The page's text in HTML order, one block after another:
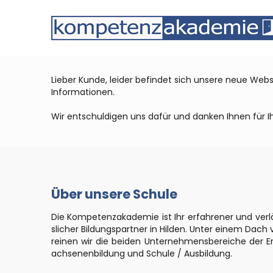
Lieber Kunde, leider befindet sich unsere neue
Informationen.
Wir entschuldigen uns dafür und danken Ihnen für
Über unsere Schule
Die Kompetenzakademie ist Ihr erfahrener und
slicher Bildungspartner in Hilden. Unter einem Dach
reinen wir die beiden Unternehmensbereiche der
achsenenbildung und Schule / Ausbildung.